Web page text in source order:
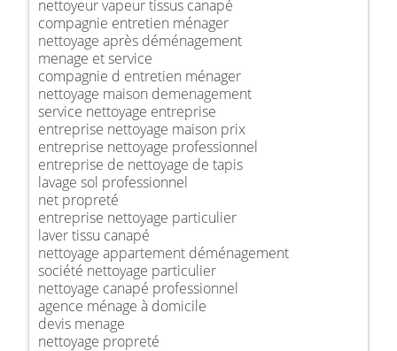
nettoyeur vapeur tissus canapé
compagnie entretien ménager
nettoyage après déménagement
menage et service
compagnie d entretien ménager
nettoyage maison demenagement
service nettoyage entreprise
entreprise nettoyage maison prix
entreprise nettoyage professionnel
entreprise de nettoyage de tapis
lavage sol professionnel
net propreté
entreprise nettoyage particulier
laver tissu canapé
nettoyage appartement déménagement
société nettoyage particulier
nettoyage canapé professionnel
agence ménage à domicile
devis menage
nettoyage propreté